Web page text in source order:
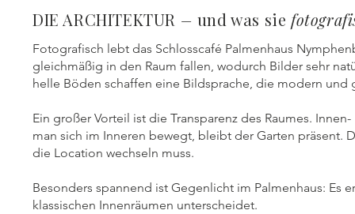
DIE ARCHITEKTUR – und was sie
Fotografisch lebt das Schlosscafé Palmenhaus
gleichmäßig in den Raum fallen, wodurch Bilder sehr
helle Böden schaffen eine Bildsprache, die modern
Ein großer Vorteil ist die Transparenz des Raumes.
man sich im Inneren bewegt, bleibt der Garten präsent.
die Location wechseln muss.
Besonders spannend ist Gegenlicht im Palmenhaus: Es
klassischen Innenräumen unterscheidet.